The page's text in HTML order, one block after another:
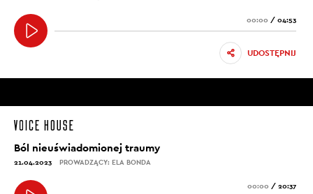
00:00 / 04:53
UDOSTĘPNIJ
Ból nieuświadomionej traumy
21.04.2023 PROWADZĄCY: ELA BONDA
00:00 / 20:37